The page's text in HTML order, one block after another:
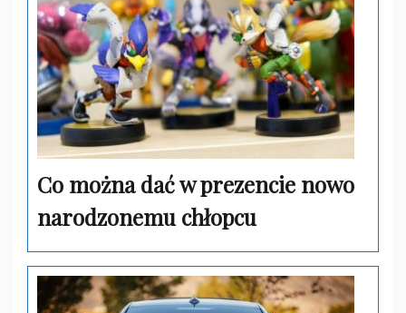
Co można dać w prezencie nowo
narodzonemu chłopcu